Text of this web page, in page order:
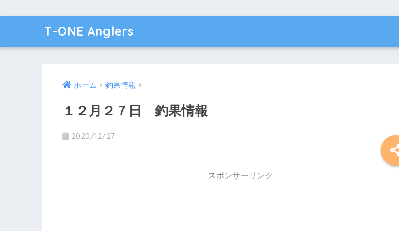
T-ONE Anglers
ホーム 釣果情報
１２月２７日 釣果情報
2020/12/27
スポンサーリンク